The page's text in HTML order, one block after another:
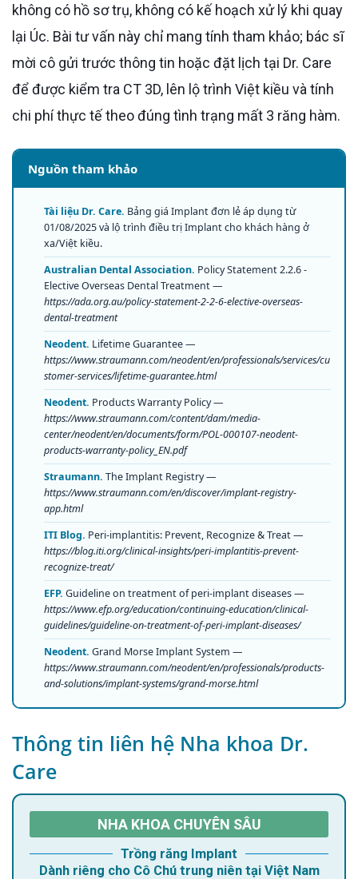
không có hồ sơ trụ, không có kế hoạch xử lý khi quay
lại Úc. Bài tư vấn này chỉ mang tính tham khảo; bác sĩ
mời cô gửi trước thông tin hoặc đặt lịch tại Dr. Care
để được kiểm tra CT 3D, lên lộ trình Việt kiều và tính
chi phí thực tế theo đúng tình trạng mất 3 răng hàm.
Nguồn tham khảo
Tài liệu Dr. Care. Bảng giá Implant đơn lẻ áp dụng từ
01/08/2025 và lộ trình điều trị Implant cho khách hàng ở
xa/Việt kiều.
Australian Dental Association. Policy Statement 2.2.6 -
Elective Overseas Dental Treatment —
https://ada.org.au/policy-statement-2-2-6-elective-overseas-
dental-treatment
Neodent. Lifetime Guarantee —
https://www.straumann.com/neodent/en/professionals/services/cu
stomer-services/lifetime-guarantee.html
Neodent. Products Warranty Policy —
https://www.straumann.com/content/dam/media-
center/neodent/en/documents/form/POL-000107-neodent-
products-warranty-policy_EN.pdf
Straumann. The Implant Registry —
https://www.straumann.com/en/discover/implant-registry-
app.html
ITI Blog. Peri-implantitis: Prevent, Recognize & Treat —
https://blog.iti.org/clinical-insights/peri-implantitis-prevent-
recognize-treat/
EFP. Guideline on treatment of peri-implant diseases —
https://www.efp.org/education/continuing-education/clinical-
guidelines/guideline-on-treatment-of-peri-implant-diseases/
Neodent. Grand Morse Implant System —
https://www.straumann.com/neodent/en/professionals/products-
and-solutions/implant-systems/grand-morse.html
Thông tin liên hệ Nha khoa Dr.
Care
NHA KHOA CHUYÊN SÂU
Trồng răng Implant
Dành riêng cho Cô Chú trung niên tại Việt Nam